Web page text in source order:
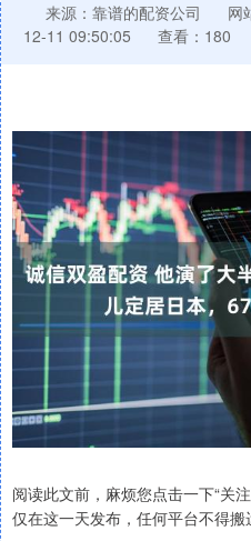
来源：靠谱的配资公司 网
12-11 09:50:05
查看：180
阅读此文前，麻烦您点击一下“关
仅在这一天发布，任何平台不得